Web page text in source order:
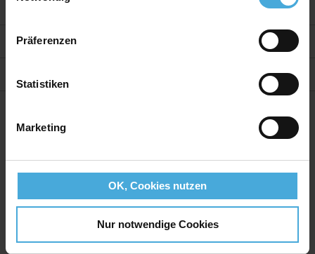
Präferenzen
Statistiken
Marketing
OK, Cookies nutzen
Nur notwendige Cookies
Bewertungen